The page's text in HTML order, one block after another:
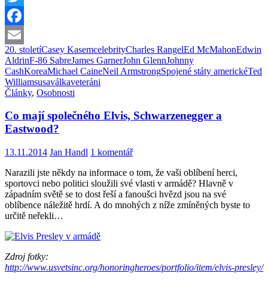
Twitter
Facebook
Email
20. stoletíCasey KasemcelebrityCharles RangelEd McMahonEdwin
AldrinF-86 SabreJames GarnerJohn GlennJohnny
CashKoreaMichael CaineNeil ArmstrongSpojené státy americkéTed
Williamsusaválkaveteráni
Články, Osobnosti
Co mají společného Elvis, Schwarzenegger a
Eastwood?
13.11.2014 Jan Handl 1 komentář
Narazili jste někdy na informace o tom, že vaši oblíbení herci,
sportovci nebo politici sloužili své vlasti v armádě? Hlavně v
západním světě se to dost řeší a fanoušci hvězd jsou na své
oblíbence náležitě hrdí. A do mnohých z níže zmíněných byste to
určitě neřekli…
Zdroj fotky:
http://www.usvetsinc.org/honoringheroes/portfolio/item/elvis-presley/